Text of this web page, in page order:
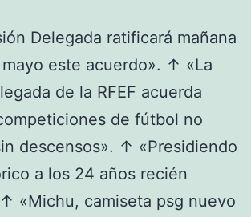
Delegada ratificará mañana
este acuerdo». ↑ «La
de la RFEF acuerda
de fútbol no
descensos». ↑ «Presidiendo
a los 24 años recién
«Michu, camiseta psg nuevo